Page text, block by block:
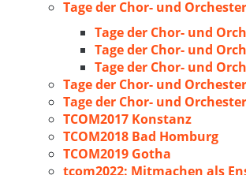
Tage der Chor- und
Tage der Chor- und
Tage der Chor- und
Tage der Chor- und
Tage der Chor- und
Tage der Chor- und
TCOM2017 Konstanz
TCOM2018 Bad Homburg
TCOM2019 Gotha
tcom2022: Mitmachen als